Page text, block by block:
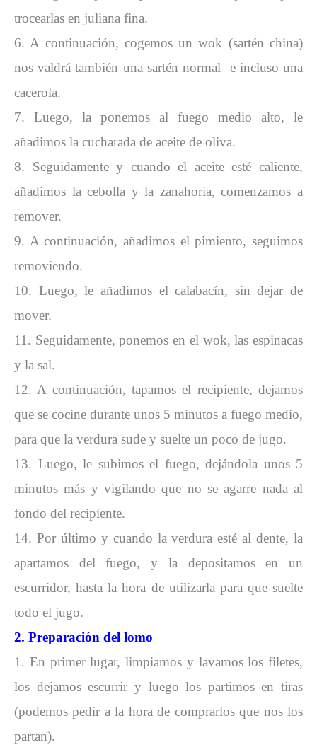
trocearlas en juliana fina.
6. A continuación, cogemos un wok (sartén china)
nos valdrá también una sartén normal e incluso una
cacerola.
7. Luego, la ponemos al fuego medio alto, le
añadimos la cucharada de aceite de oliva.
8. Seguidamente y cuando el aceite esté caliente,
añadimos la cebolla y la zanahoria, comenzamos a
remover.
9. A continuación, añadimos el pimiento, seguimos
removiendo.
10. Luego, le añadimos el calabacín, sin dejar de
mover.
11. Seguidamente, ponemos en el wok, las espinacas
y la sal.
12. A continuación, tapamos el recipiente, dejamos
que se cocine durante unos 5 minutos a fuego medio,
para que la verdura sude y suelte un poco de jugo.
13. Luego, le subimos el fuego, dejándola unos 5
minutos más y vigilando que no se agarre nada al
fondo del recipiente.
14. Por último y cuando la verdura esté al dente, la
apartamos del fuego, y la depositamos en un
escurridor, hasta la hora de utilizarla para que suelte
todo el jugo.
2. Preparación del lomo
1. En primer lugar, limpiamos y lavamos los filetes,
los dejamos escurrir y luego los partimos en tiras
(podemos pedir a la hora de comprarlos que nos los
partan).